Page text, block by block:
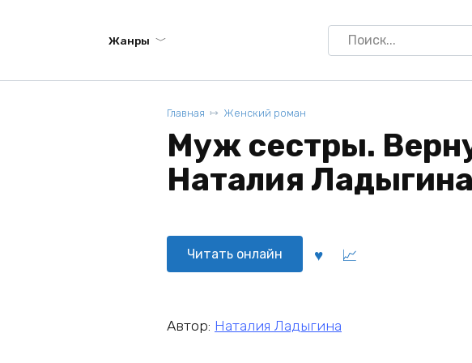
Жанры
Search
for:
Главная Женский роман
Муж сестры.
Наталия Ладыгина
Читать онлайн
Автор: Наталия Ладыгина